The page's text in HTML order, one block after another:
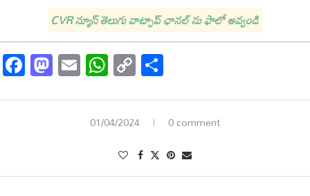
CVR న్యూస్ తెలుగు వాట్సాప్ ఛానల్ ను ఫాలో అవ్వండి
Facebook
Mastodon
EmailWhatsApp
Copy
Link
01/04/2024 0 comment